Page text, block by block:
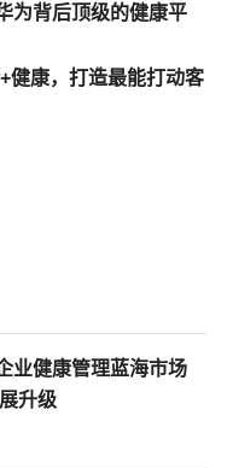
为背后顶级的健康平
健康，打造最能打动客
业健康管理蓝海市场
升级